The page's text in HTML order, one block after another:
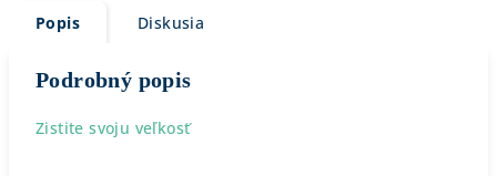
Popis Diskusia
Podrobný popis
Zistite svoju veľkosť